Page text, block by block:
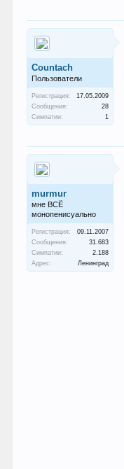
Countach
Пользователи
Регистрация:
17.05.2009
Сообщения:
28
Симпатии:
1
murmur
мне ВСЁ
монопенисуально
Регистрация:
09.11.2007
Сообщения:
31.683
Симпатии:
2.188
Адрес:
Ленинград